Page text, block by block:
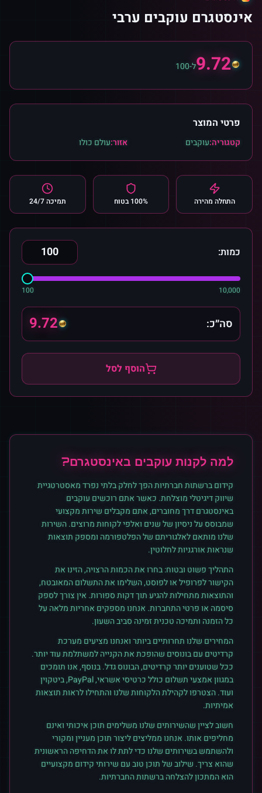
אינסטגרם עוקבים ערבי
9.72ל-100
פרטי המוצר
קטגוריה:עוקבים אזור:עולם כולו
התחלה מהירה 100% בטוח תמיכה 24/7
כמות:
100 10,000
סה״כ: 9.72
הוסף לסל
למה לקנות עוקבים באינסטגרם?
קידום ברשתות חברתיות הפך לחלק בלתי נפרד מאסטרטגיית
שיווק דיגיטלי מוצלחת. כאשר אתם רוכשים עוקבים
באינסטגרםדרך מחוברים, אתם מקבלים שירות מקצועי
שמבוסס על ניסיון של שנים ואלפי לקוחות מרוצים. השירות
שלנו מותאם לאלגוריתם של הפלטפורמה ומספק תוצאות
שנראות אורגניות לחלוטין.
התהליך פשוט ובטוח: בחרו את הכמות הרצויה, הזינו את
הקישור לפרופיל או לפוסט, השלימו את התשלום המאובטח,
והתוצאות מתחילות להגיע תוך דקות ספורות. אין צורך לספק
סיסמה או פרטי התחברות. אנחנו מספקים אחריות מלאה על
כל הזמנה ותמיכה טכנית זמינה סביב השעון.
המחירים שלנו תחרותיים ביותר ואנחנו מציעים מערכת
קרדיטים עם בונוסים שהופכת את הקנייה למשתלמת עוד יותר.
ככל שטוענים יותר קרדיטים, הבונוס גדל. בנוסף, אנו תומכים
במגוון אמצעי תשלום כולל כרטיסי אשראי, PayPal, ביטקוין
ועוד. הצטרפו לקהילת הלקוחות שלנו והתחילו לראות תוצאות
אמיתיות.
חשוב לציין שהשירותים שלנו משלימים תוכן איכותי ואינם
מחליפים אותו. אנחנו ממליצים ליצור תוכן מעניין ומקורי
ולהשתמש בשירותים שלנו כדי לתת לו את הדחיפה הראשונית
שהוא צריך. שילוב של תוכן טוב עם שירותי קידום מקצועיים
הוא המתכון להצלחה ברשתות החברתיות.